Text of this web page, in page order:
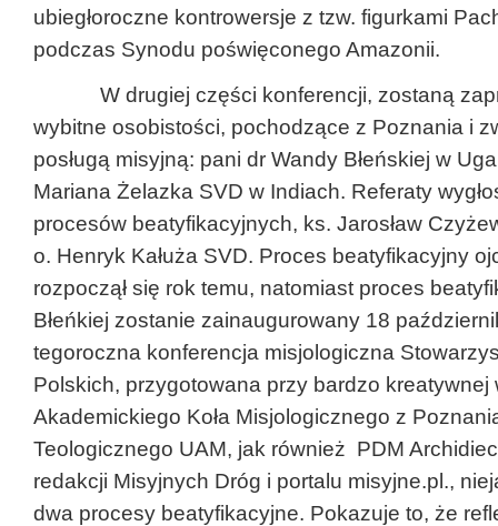
ubiegłoroczne kontrowersje z tzw. figurkami
podczas Synodu poświęconego Amazonii.
W drugiej części konferencji, zostaną
wybitne osobistości, pochodzące z Poznania i
posługą misyjną: pani dr Wandy Błeńskiej w
Mariana Żelazka SVD w Indiach. Referaty
procesów beatyfikacyjnych, ks. Jarosław
o. Henryk Kałuża SVD. Proces beatyfikacyjny
rozpoczął się rok temu, natomiast proces
Błeńkiej zostanie zainaugurowany 18
tegoroczna konferencja misjologiczna
Polskich, przygotowana przy bardzo kreatywnej
Akademickiego Koła Misjologicznego z
Teologicznego UAM, jak również PDM
redakcji Misyjnych Dróg i portalu misyjne.pl.,
dwa procesy beatyfikacyjne. Pokazuje to, że